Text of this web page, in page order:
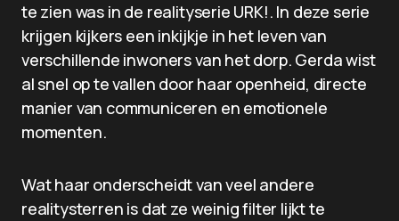
te zien was in de realityserie URK!. In deze serie
krijgen kijkers een inkijkje in het leven van
verschillende inwoners van het dorp. Gerda wist
al snel op te vallen door haar openheid, directe
manier van communiceren en emotionele
momenten.
Wat haar onderscheidt van veel andere
realitysterren is dat ze weinig filter lijkt te